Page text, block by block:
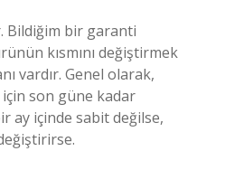
Bildiğim bir garanti
kısmını değiştirmek
vardır. Genel olarak,
son güne kadar
ay içinde sabit değilse,